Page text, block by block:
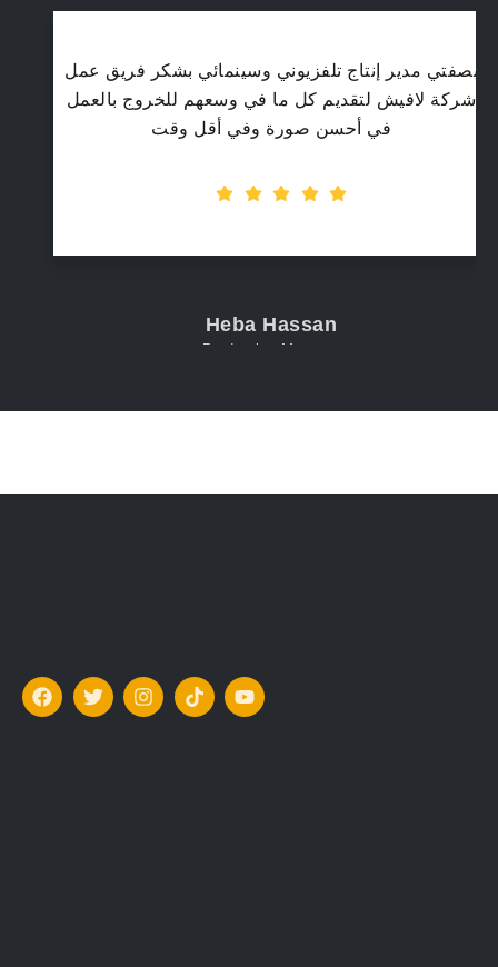
Heba Hassan
Production Manager
بصفتي مدير إنتاج تلفزيوني وسينمائي بشكر فريق عمل
شركة لافيش لتقديم كل ما في وسعهم للخروج بالعمل
في أحسن صورة وفي أقل وقت